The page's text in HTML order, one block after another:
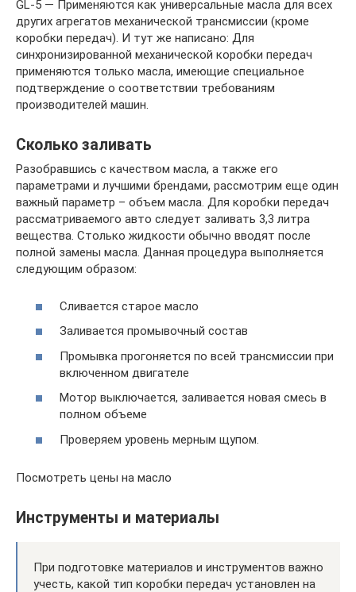
GL-5 — Применяются как универсальные масла для всех
других агрегатов механической трансмиссии (кроме
коробки передач). И тут же написано: Для
синхронизированной механической коробки передач
применяются только масла, имеющие специальное
подтверждение о соответствии требованиям
производителей машин.
Сколько заливать
Разобравшись с качеством масла, а также его
параметрами и лучшими брендами, рассмотрим еще один
важный параметр – объем масла. Для коробки передач
рассматриваемого авто следует заливать 3,3 литра
вещества. Столько жидкости обычно вводят после
полной замены масла. Данная процедура выполняется
следующим образом:
Сливается старое масло
Заливается промывочный состав
Промывка прогоняется по всей трансмиссии при
включенном двигателе
Мотор выключается, заливается новая смесь в
полном объеме
Проверяем уровень мерным щупом.
Посмотреть цены на масло
Инструменты и материалы
При подготовке материалов и инструментов важно
учесть, какой тип коробки передач установлен на